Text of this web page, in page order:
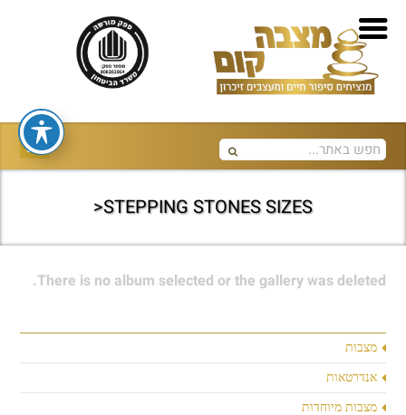
STEPPING STONES SIZES<
מצבות
אנדרטאות
מצבות מיוחדות
There is no album selected or the gallery was deleted.